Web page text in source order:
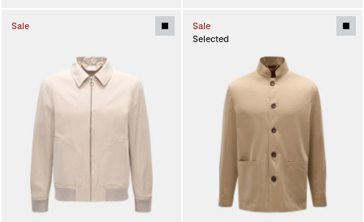
Sale
Sale
Selected